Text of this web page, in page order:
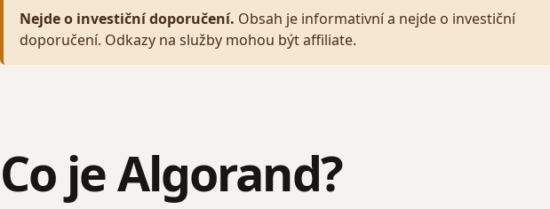
Nejde o investiční doporučení. Obsah je informativní a nejde o investiční
doporučení. Odkazy na služby mohou být affiliate.
Co je Algorand?